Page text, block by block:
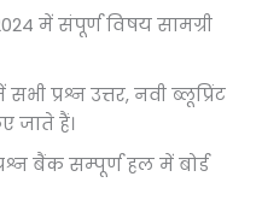
में संपूर्ण विषय सामग्री
प्रश्न उत्तर, नवी ब्लूप्रिंट
जाते हैं।
बैंक सम्पूर्ण हल में बोर्ड